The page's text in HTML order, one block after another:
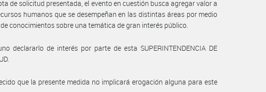
de solicitud presentada, el evento en cuestión busca agregar valor a
humanos que se desempeñan en las distintas áreas por medio
conocimientos sobre una temática de gran interés público.
declararlo de interés por parte de esta SUPERINTENDENCIA DE
que la presente medida no implicará erogación alguna para este